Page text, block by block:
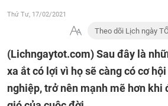
Thứ Tư, 17/02/2021
Theo dõi Lịch ngày
(Lichngaytot.com)Sau đây là
xa ắt có lợi vì họ sẽ càng có cơ
nghiệp, trở nên mạnh mẽ hơn khi